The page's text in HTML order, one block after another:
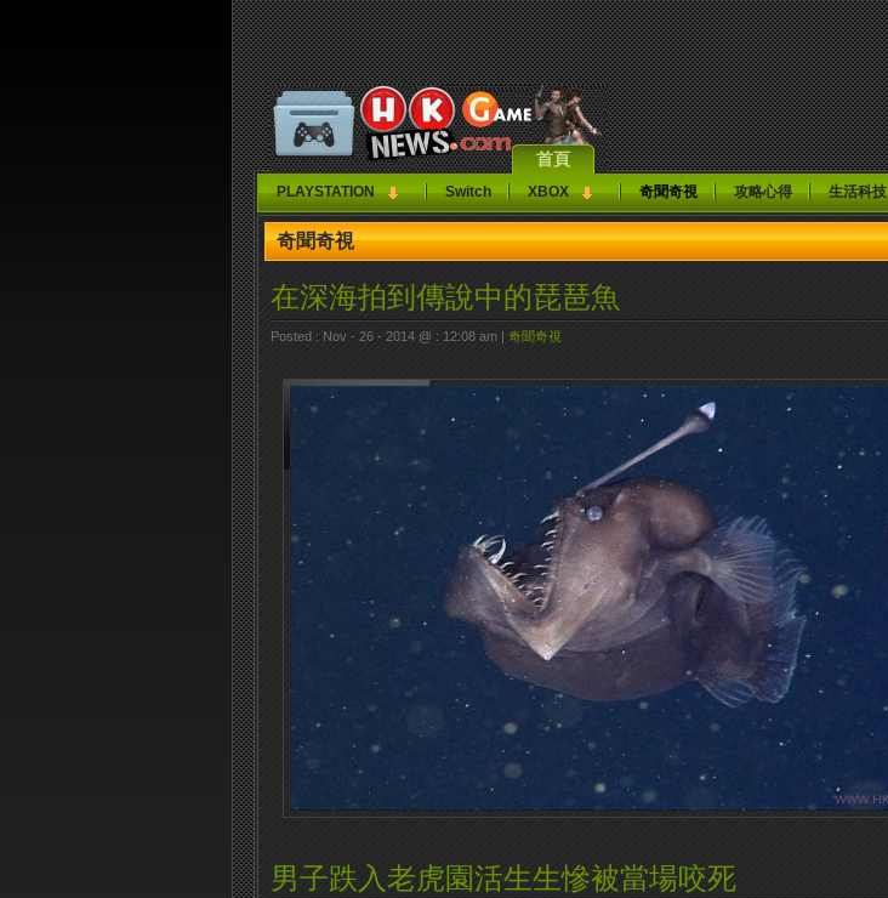
首頁
PLAYSTATION Switch XBOX 奇聞奇視 攻略心得 生活科技
奇聞奇視
在深海拍到傳說中的琵琶魚
Posted : Nov - 26 - 2014 @ : 12:08 am | 奇聞奇視
男子跌入老虎園活生生慘被當場咬死